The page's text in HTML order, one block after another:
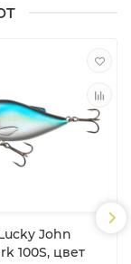
John
100S, цвет